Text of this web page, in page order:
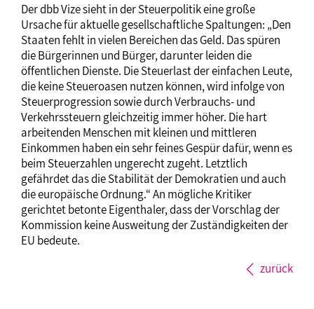
Der dbb Vize sieht in der Steuerpolitik eine große
Ursache für aktuelle gesellschaftliche Spaltungen: „Den
Staaten fehlt in vielen Bereichen das Geld. Das spüren
die Bürgerinnen und Bürger, darunter leiden die
öffentlichen Dienste. Die Steuerlast der einfachen Leute,
die keine Steueroasen nutzen können, wird infolge von
Steuerprogression sowie durch Verbrauchs- und
Verkehrssteuern gleichzeitig immer höher. Die hart
arbeitenden Menschen mit kleinen und mittleren
Einkommen haben ein sehr feines Gespür dafür, wenn es
beim Steuerzahlen ungerecht zugeht. Letztlich
gefährdet das die Stabilität der Demokratien und auch
die europäische Ordnung.“ An mögliche Kritiker
gerichtet betonte Eigenthaler, dass der Vorschlag der
Kommission keine Ausweitung der Zuständigkeiten der
EU bedeute.
zurück